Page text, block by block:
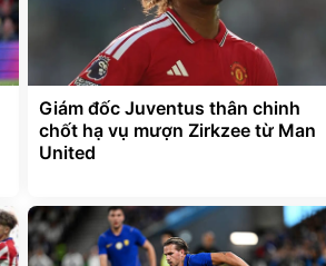
Giám đốc Juventus thân chinh
chốt hạ vụ mượn Zirkzee từ Man
United